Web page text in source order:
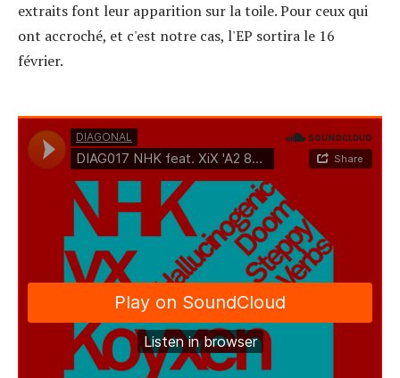
extraits font leur apparition sur la toile. Pour ceux qui
ont accroché, et c'est notre cas, l'EP sortira le 16
février.